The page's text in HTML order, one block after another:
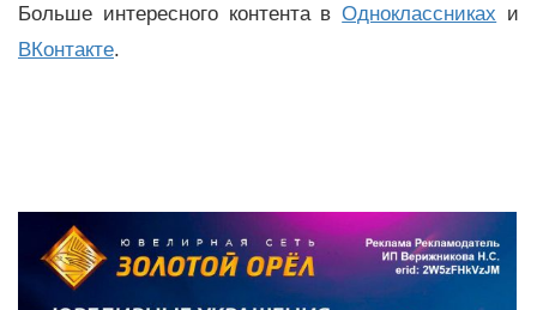
Больше интересного контента вОдноклассниках и
ВКонтакте.